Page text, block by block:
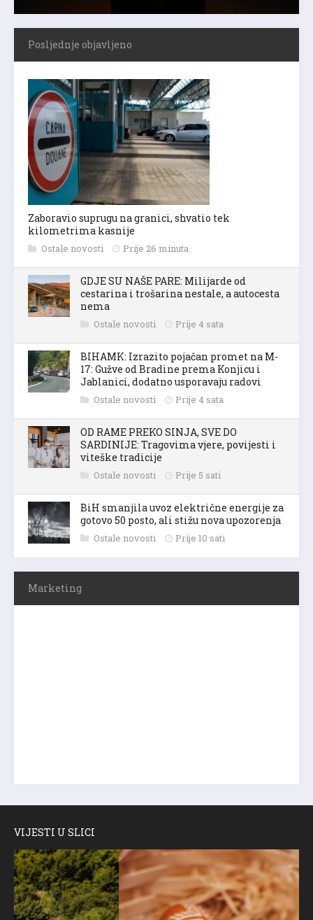
Posljednje objavljeno
Zaboravio suprugu na granici, shvatio tek
kilometrima kasnije
Ostale novosti Prije 26 minuta
GDJE SU NAŠE PARE: Milijarde od
cestarina i trošarina nestale, a autocesta
nema
Ostale novosti Prije 4 sata
BIHAMK: Izrazito pojačan promet na M-
17: Gužve od Bradine prema Konjicu i
Jablanici, dodatno usporavaju radovi
Ostale novosti Prije 4 sata
OD RAME PREKO SINJA, SVE DO
SARDINIJE: Tragovima vjere, povijesti i
viteške tradicije
Ostale novosti Prije 5 sati
BiH smanjila uvoz električne energije za
gotovo 50 posto, ali stižu nova upozorenja
Ostale novosti Prije 10 sati
Marketing
VIJESTI U SLICI